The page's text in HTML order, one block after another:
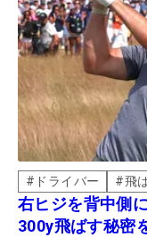
# ドライバー #飛
右ヒジを背中側
300y飛ばす秘密